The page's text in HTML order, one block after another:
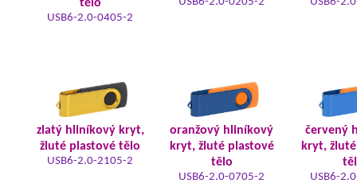
tělo
USB6-2.0-0405-2
zlatý hliníkový kryt,
žluté plastové tělo
USB6-2.0-2105-2
oranžový hliníkový
kryt, žluté plastové
tělo
USB6-2.0-0705-2
červený
kryt,
USB6-